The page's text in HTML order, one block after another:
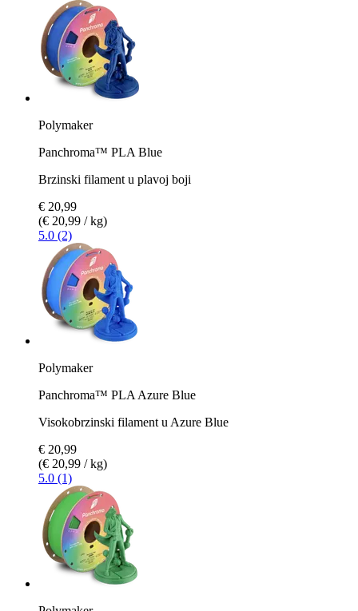
Polymaker
Panchroma™ PLA Blue
Brzinski filament u plavoj boji
€ 20,99
(€ 20,99 / kg)
5.0 (2)
Polymaker
Panchroma™ PLA Azure Blue
Visokobrzinski filament u Azure Blue
€ 20,99
(€ 20,99 / kg)
5.0 (1)